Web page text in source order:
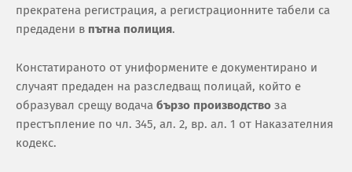
прекратена регистрация, а регистрационните табели са
предадени в пътна полиция.
Констатираното от униформените е документирано и
случаят предаден на разследващ полицай, който е
образувал срещу водача бързо производство за
престъпление по чл. 345, ал. 2, вр. ал. 1 от Наказателния
кодекс.